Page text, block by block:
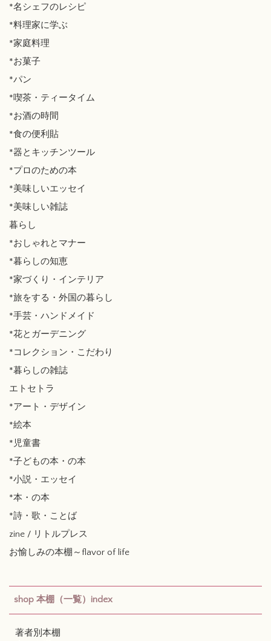
*名シェフのレシピ
*料理家に学ぶ
*家庭料理
*お菓子
*パン
*喫茶・ティータイム
*お酒の時間
*食の便利貼
*器とキッチンツール
*プロのための本
*美味しいエッセイ
*美味しい雑誌
暮らし
*おしゃれとマナー
*暮らしの知恵
*家づくり・インテリア
*旅をする・外国の暮らし
*手芸・ハンドメイド
*花とガーデニング
*コレクション・こだわり
*暮らしの雑誌
エトセトラ
*アート・デザイン
*絵本
*児童書
*子どもの本・の本
*小説・エッセイ
*本・の本
*詩・歌・ことば
zine / リトルプレス
お愉しみの本棚～flavor of life
shop 本棚（一覧）index
著者別本棚